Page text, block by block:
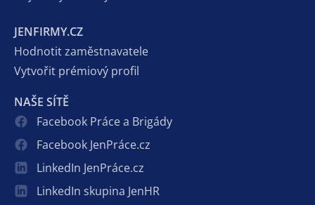
JENFIRMY.CZ
Hodnotit zaměstnavatele
Vytvořit prémiový profil
NAŠE SÍTĚ
Facebook Práce a Brigády
Facebook JenPráce.cz
LinkedIn JenPráce.cz
LinkedIn skupina JenHR